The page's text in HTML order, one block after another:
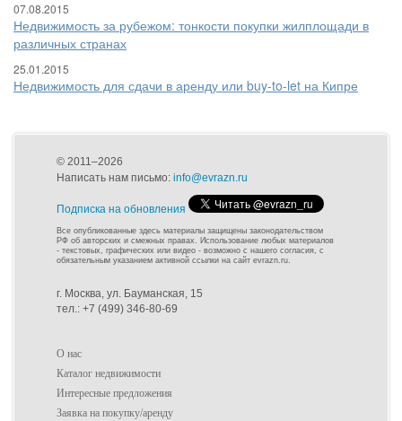
07.08.2015
Недвижимость за рубежом: тонкости покупки жилплощади в
различных странах
25.01.2015
Недвижимость для сдачи в аренду или buy-to-let на Кипре
© 2011–2026
Написать нам письмо: info@evrazn.ru
Подписка на обновления
Все опубликованные здесь материалы защищены законодательством
РФ об авторских и смежных правах. Использование любых материалов
- текстовых, графических или видео - возможно с нашего согласия, с
обязательным указанием активной ссылки на сайт evrazn.ru.
г. Москва, ул. Бауманская, 15
тел.: +7 (499) 346-80-69
О нас
Каталог недвижимости
Интересные предложения
Заявка на покупку/аренду